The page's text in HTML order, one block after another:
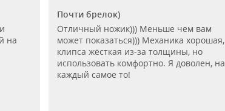
на
Почти брелок)
Отличный ножик))) Меньше чем вам
может показаться))) Механика хорошая,
клипса жёсткая из-за толщины, но
использовать комфортно. Я доволен, на
каждый самое то!